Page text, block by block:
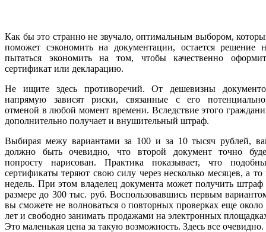
Как бы это странно не звучало, оптимальным выбором,
поможет сэкономить на документации, остается решение
пытаться экономить на том, чтобы качественно
сертификат или декларацию.
Не ищите здесь противоречий. От дешевизны
напрямую зависят риски, связанные с его
отменой в любой момент времени. Вследствие этого
дополнительно получает и внушительный штраф.
Выбирая межу вариантами за 100 и за 10 тысяч рублей,
должно быть очевидно, что второй документ точно
попросту нарисован. Практика показывает, что
сертификаты теряют свою силу через несколько месяцев, а то
недель. При этом владелец документа может получить штраф
размере до 300 тыс. руб. Воспользовавшись первым
вы сможете не волноваться о повторных проверках еще около
лет и свободно занимать продажами на электронных
Это маленькая цена за такую возможность. Здесь все очевидно.